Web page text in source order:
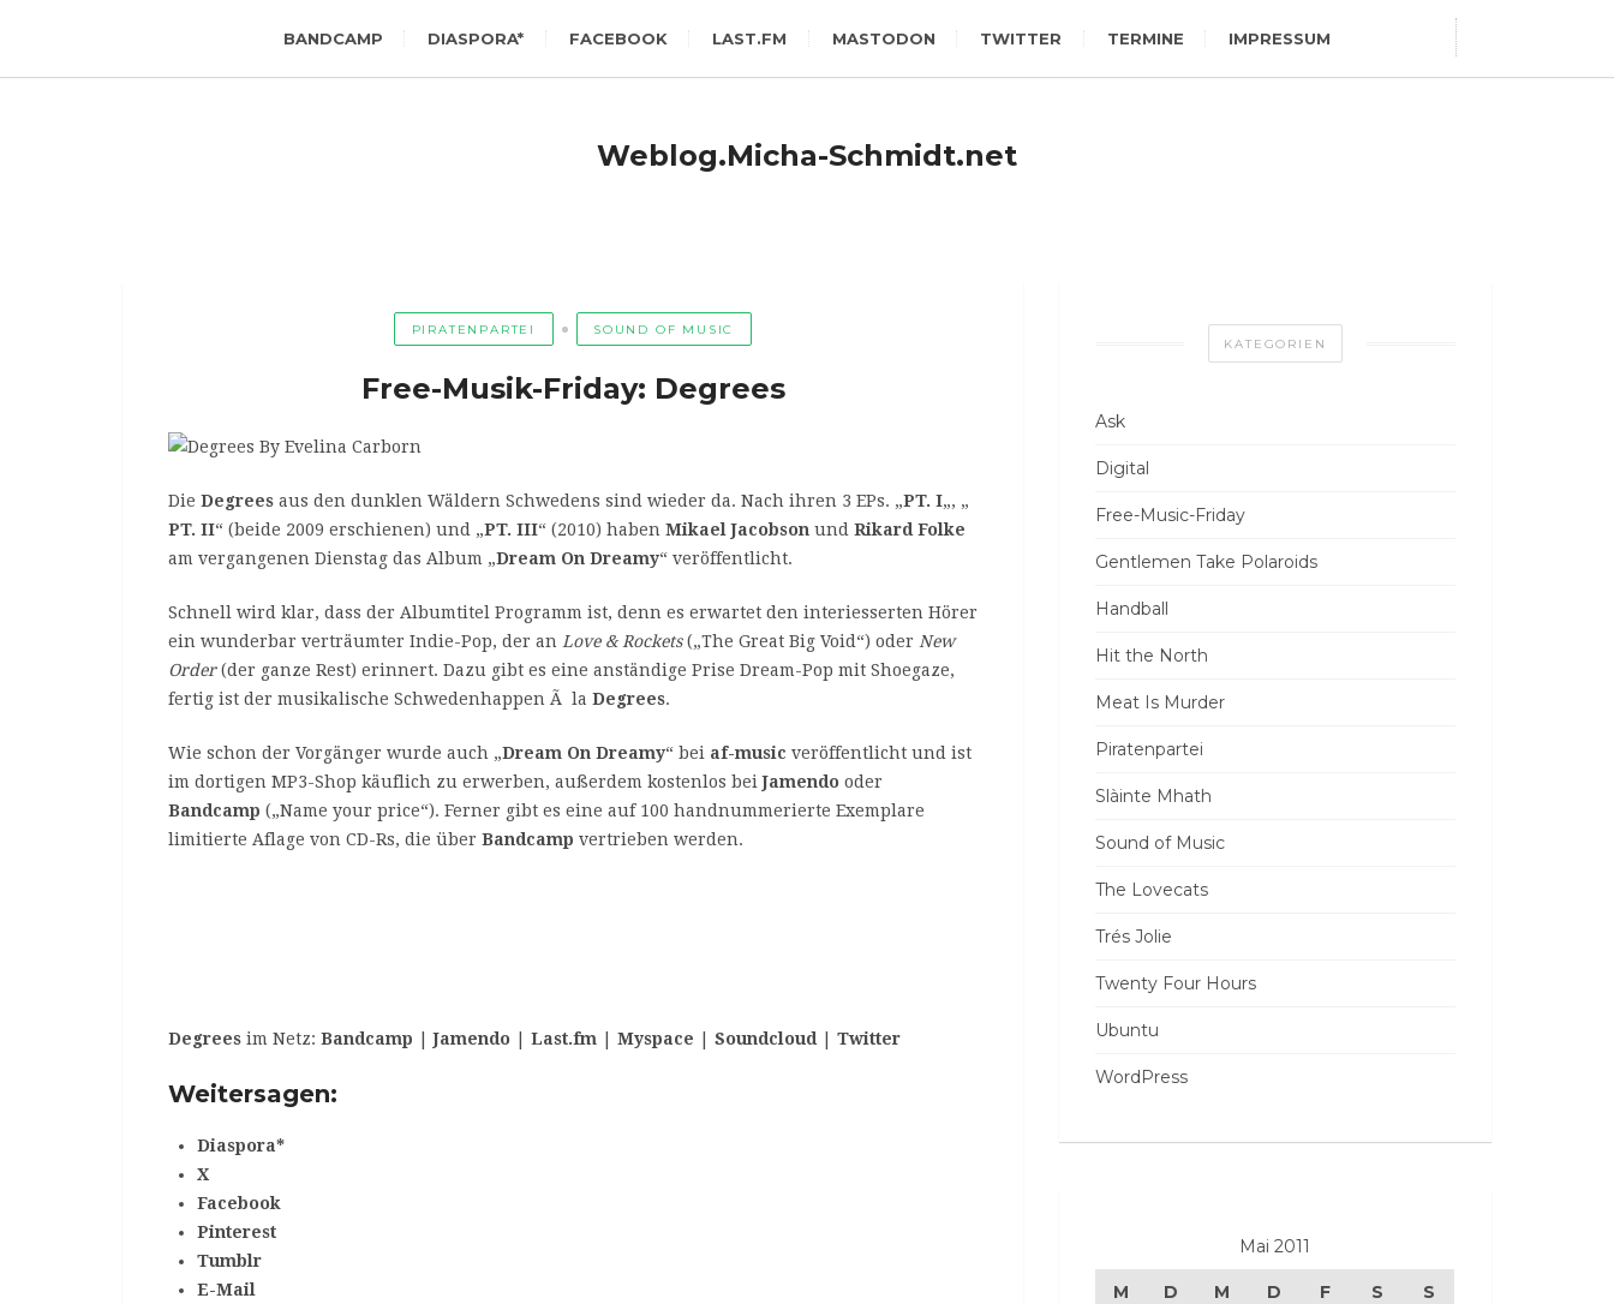
BANDCAMP DIASPORA* FACEBOOK LAST.FM MASTODON TWITTER TERMINE IMPRESSUM
Weblog.Micha-Schmidt.net
PIRATENPARTEI SOUND OF MUSIC
Free-Musik-Friday: Degrees
Die Degreesaus den dunklen Wäldern Schwedens sind wieder da. Nach ihren 3 EPs. „PT. I„, „
PT. II“ (beide 2009 erschienen) und „PT. III“ (2010) haben Mikael Jacobsonund Rikard Folke
am vergangenen Dienstag das Album „Dream On Dreamy“ veröffentlicht.
Schnell wird klar, dass der Albumtitel Programm ist, denn es erwartet den interiesserten Hörer
ein wunderbar verträumter Indie-Pop, der an Love & Rockets(„The Great Big Void“) oder New
Order(der ganze Rest) erinnert. Dazu gibt es eine anständige Prise Dream-Pop mit Shoegaze,
fertig ist der musikalische Schwedenhappen Ã la Degrees.
Wie schon der Vorgänger wurde auch „Dream On Dreamy“ bei af-music veröffentlicht und ist
im dortigen MP3-Shop käuflich zu erwerben, außerdem kostenlos beiJamendooder
Bandcamp („Name your price“). Ferner gibt es eine auf 100 handnummerierte Exemplare
limitierte Aflage von CD-Rs, die über Bandcamp vertrieben werden.
Degreesim Netz: Bandcamp |Jamendo| Last.fm| Myspace Soundcloud| Twitter
Weitersagen:
Diaspora*
X
Facebook
Pinterest
Tumblr
E-Mail
KATEGORIEN
Ask
Digital
Free-Music-Friday
Gentlemen Take Polaroids
Handball
Hit the North
Meat Is Murder
Piratenpartei
Slàinte Mhath
Sound of Music
The Lovecats
Trés Jolie
Twenty Four Hours
Ubuntu
WordPress
Mai 2011
M D M D F S S